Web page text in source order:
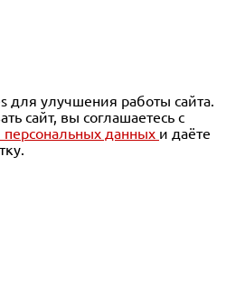
для улучшения работы сайта.
сайт, вы соглашаетесь с
данных и даёте